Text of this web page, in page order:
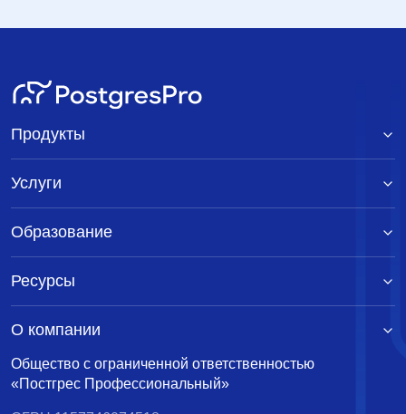
Общество с ограниченной ответственностью
«Постгрес Профессиональный»
Продукты
Услуги
Образование
Ресурсы
О компании